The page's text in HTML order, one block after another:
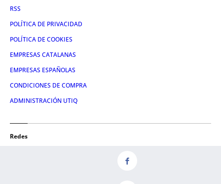
RSS
POLÍTICA DE PRIVACIDAD
POLÍTICA DE COOKIES
EMPRESAS CATALANAS
EMPRESAS ESPAÑOLAS
CONDICIONES DE COMPRA
ADMINISTRACIÓN UTIQ
Redes